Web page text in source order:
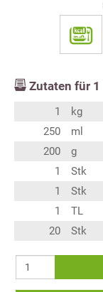
Zutaten für 1
1 kg
250
ml
200
g
1
Stk
1
Stk
1
TL
20
Stk